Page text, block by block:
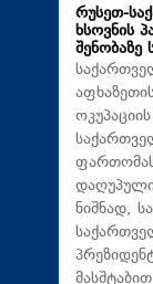
რუსეთ-
ხსოვნის
დაღუპული
ნიშნად,